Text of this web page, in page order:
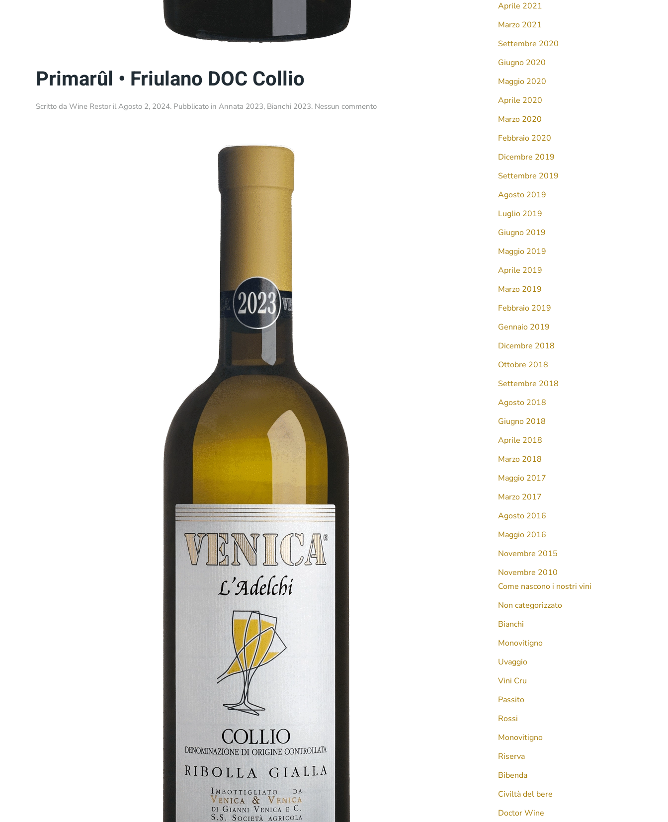
Primarûl • Friulano DOC Collio
Scritto da Wine Restor ilAgosto 2, 2024. Pubblicato in Annata 2023, Bianchi 2023. Nessun commentosu
Aprile 2021
Marzo 2021
Settembre 2020
Giugno 2020
Maggio 2020
Aprile 2020
Marzo 2020
Febbraio 2020
Dicembre 2019
Settembre 2019
Agosto 2019
Luglio 2019
Giugno 2019
Maggio 2019
Aprile 2019
Marzo 2019
Febbraio 2019
Gennaio 2019
Dicembre 2018
Ottobre 2018
Settembre 2018
Agosto 2018
Giugno 2018
Aprile 2018
Marzo 2018
Maggio 2017
Marzo 2017
Agosto 2016
Maggio 2016
Novembre 2015
Novembre 2010
Come nascono i nostri vini
Non categorizzato
Bianchi
Monovitigno
Uvaggio
Vini Cru
Passito
Rossi
Monovitigno
Riserva
Bibenda
Civiltà del bere
Doctor Wine